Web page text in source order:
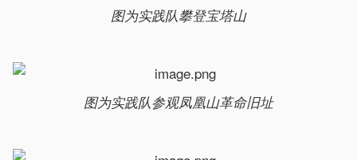
图为实践队攀登宝塔山
图为实践队参观凤凰山革命旧址